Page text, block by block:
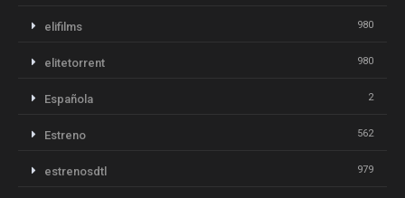
elifilms 980
elitetorrent 980
Española 2
Estreno 562
estrenosdtl 979